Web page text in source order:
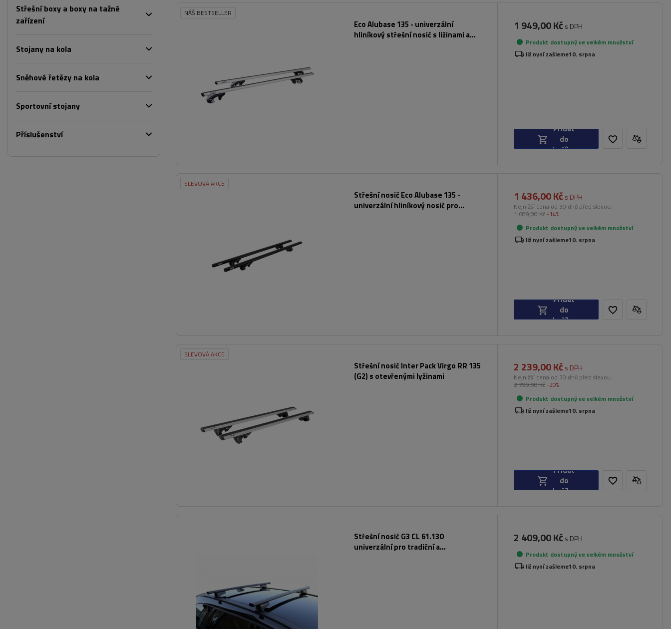
Střešní boxy a boxy na tažné
zařízení
Stojany na kola
Sněhové řetězy na kola
Sportovní stojany
Příslušenství
NÁŠ BESTSELLER
Eco Alubase 135 - univerzální
hliníkový střešní nosič s ližinami a
1 949,00 Kč s DPH
Produkt dostupný ve velkém množství
Již nyní zašleme10. srpna
Přidat
do
košíku
SLEVOVÁ AKCE
Střešní nosič Eco Alubase 135 -
univerzální hliníkový nosič pro
1 436,00 Kč s DPH
Nejnižší cena od 30 dnů před slevou:
1 689,00 Kč -14%
Produkt dostupný ve velkém množství
Již nyní zašleme10. srpna
Přidat
do
košíku
SLEVOVÁ AKCE
Střešní nosič Inter Pack Virgo RR 135
(G2) s otevřenými lyžinami
2 239,00 Kč s DPH
Nejnižší cena od 30 dnů před slevou:
2 799,00 Kč -20%
Produkt dostupný ve velkém množství
Již nyní zašleme10. srpna
Přidat
do
košíku
Střešní nosič G3 CL 61.130
univerzální pro tradiční a
2 409,00 Kč s DPH
Produkt dostupný ve velkém množství
Již nyní zašleme10. srpna